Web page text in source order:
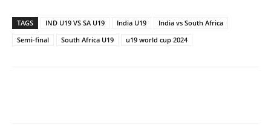
TAGS IND U19 VS SA U19 India U19
India vs South Africa
Semi-final
South Africa U19 u19 world cup 2024